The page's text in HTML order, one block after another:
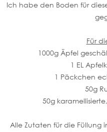
Ich habe den Boden für
Für
1000g Äpfel
1 EL
1 Päckchen
50g
50g
Alle Zutaten für die Füllung